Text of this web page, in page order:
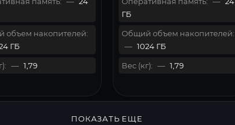
объем накопителей:
ГБ
— 1,79
ГБ
Общий объем накопителей:
— 1024 ГБ
Вес (кг): — 1,79
ПОКАЗАТЬ ЕЩЕ